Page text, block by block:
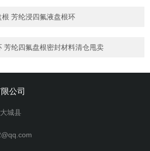
根 芳纶浸四氟液盘根环
芳纶四氟盘根密封材料清仓甩卖
公司
城县